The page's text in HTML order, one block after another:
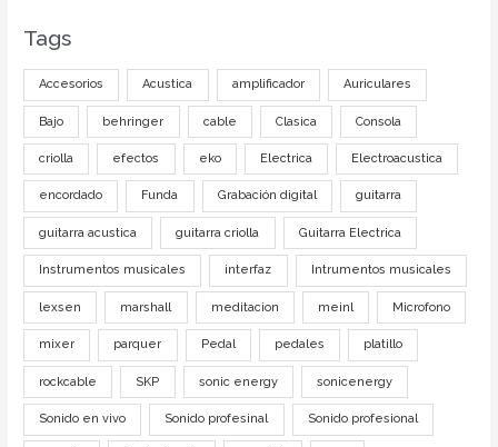
Tags
Accesorios Acustica amplificador Auriculares
Bajo behringer cable Clasica Consola
criolla efectos eko Electrica Electroacustica
encordado Funda Grabación digital guitarra
guitarra acustica guitarra criolla Guitarra Electrica
Instrumentos musicales interfaz Intrumentos musicales
lexsen marshall meditacion meinl Microfono
mixer parquer Pedal pedales platillo
rockcable SKP sonic energy sonicenergy
Sonido en vivo Sonido profesinal Sonido profesional